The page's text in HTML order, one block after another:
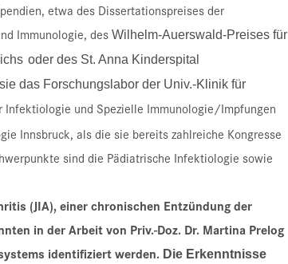
etwa des Dissertationspreises der
Immunologie, des Wilhelm-Auerswald-Preises für
oder des St. Anna Kinderspital
das Forschungslabor der Univ.-Klinik für
Infektiologie und Spezielle Immunologie/Impfungen
Innsbruck, als die sie bereits zahlreiche Kongresse
sind die Pädiatrische Infektiologie sowie
(JIA), einer chronischen Entzündung der
in der Arbeit von Priv.-Doz. Dr. Martina Prelog
identifiziert werden. Die Erkenntnisse